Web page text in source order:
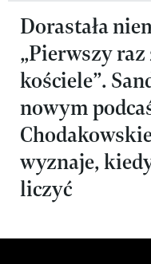
Dorastała
„Pierwszy raz
kościele”.
nowym
wyznaje,
liczyć